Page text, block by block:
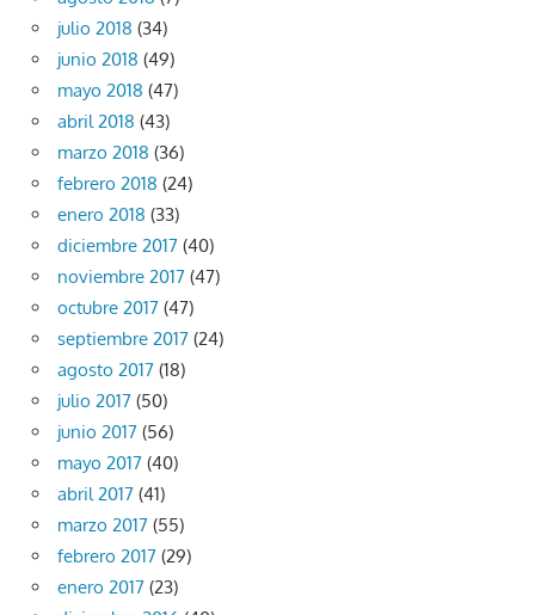
julio 2018 (34)
junio 2018 (49)
mayo 2018 (47)
abril 2018 (43)
marzo 2018 (36)
febrero 2018 (24)
enero 2018 (33)
diciembre 2017 (40)
noviembre 2017 (47)
octubre 2017 (47)
septiembre 2017 (24)
agosto 2017 (18)
julio 2017 (50)
junio 2017 (56)
mayo 2017 (40)
abril 2017 (41)
marzo 2017 (55)
febrero 2017 (29)
enero 2017 (23)